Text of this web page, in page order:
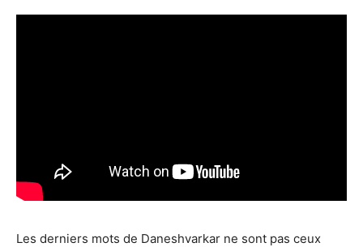
Les derniers mots de Daneshvarkar ne sont pas ceux